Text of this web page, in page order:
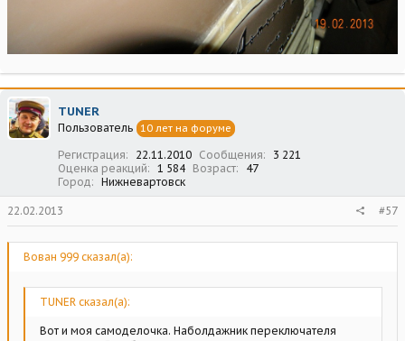
TUNER
Пользователь 10 лет на форуме
Регистрация 22.11.2010 Сообщения
3 221
Оценка реакций
1 584 Возраст
47
Город
Нижневартовск
22.02.2013 #57
Вован 999 сказал(а):
TUNER сказал(а):
Вот и моя самоделочка. Наболдажник переключателя